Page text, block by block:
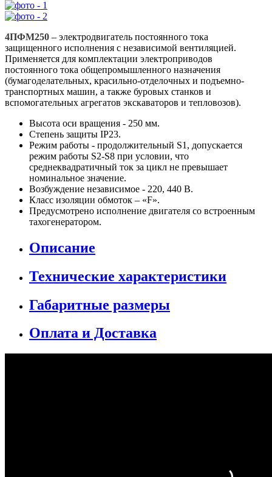
4ПФМ250 – электродвигатель постоянного тока
защищенного исполнения с независимой вентиляцией.
Применяется для комплектации электроприводов
постоянного тока общепромышленного назначения
(бумагоделательных, красильно-отделочных и подъемно-
транспортных машин, а также буровых станков и
вспомогательных агрегатов экскаваторов и тепловозов).
Высота оси вращения - 250 мм.
Степень защиты IP23.
Режим работы - продолжительный S1, допускается
режим работы S2-S8 при условии, что
среднеквадратичный ток за цикл не превышает
номинальное значение.
Возбуждение независимое - 220, 440 В.
Класс изоляции обмоток – «F».
Предусмотрено исполнение двигателя со встроенным
тахогенератором.
Описание
Технические характеристики
Габаритные размеры
Оплата и Доставка